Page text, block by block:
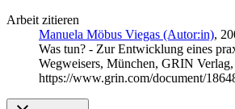
Arbeit zitieren
Manuela Möbus Viegas (Autor:in),
Was tun? - Zur Entwicklung eines
Wegweisers, München, GRIN Verlag,
https://www.grin.com/document/